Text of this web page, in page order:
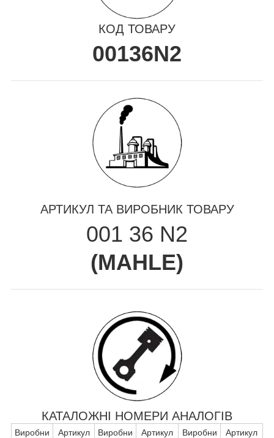
КОД ТОВАРУ
00136N2
АРТИКУЛ ТА ВИРОБНИК ТОВАРУ
001 36 N2
(MAHLE)
КАТАЛОЖНІ НОМЕРИ АНАЛОГІВ
Виробни
Артикул
Виробни
Артикул
Виробни
Артикул